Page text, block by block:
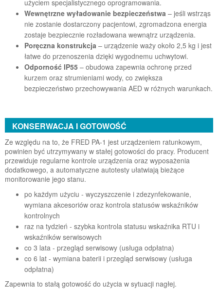
użyciem specjalistycznego oprogramowania.
Wewnętrzne wyładowanie bezpieczeństwa – jeśli wstrząs
nie zostanie dostarczony pacjentowi, zgromadzona energia
zostaje bezpiecznie rozładowana wewnątrz urządzenia.
Poręczna konstrukcja – urządzenie waży około 2,5 kg i jest
łatwe do przenoszenia dzięki wygodnemu uchwytowi.
Odporność IP55 – obudowa zapewnia ochronę przed
kurzem oraz strumieniami wody, co zwiększa
bezpieczeństwo przechowywania AED w różnych warunkach.
KONSERWACJA I GOTOWOŚĆ
Ze względu na to, że FRED PA-1 jest urządzeniem ratunkowym,
powinien być utrzymywany w stałej gotowości do pracy. Producent
przewiduje regularne kontrole urządzenia oraz wyposażenia
dodatkowego, a automatyczne autotesty ułatwiają bieżące
monitorowanie jego stanu.
po każdym użyciu - wyczyszczenie i zdezynfekowanie,
wymiana akcesoriów oraz kontrola statusów wskaźników
kontrolnych
raz na tydzień - szybka kontrola statusu wskaźnika RTU i
wskaźników serwisowych
co 3 lata - przegląd serwisowy (usługa odpłatna)
co 6 lat - wymiana baterii i przegląd serwisowy (usługa
odpłatna)
Zapewnia to stałą gotowość do użycia w sytuacji nagłej.